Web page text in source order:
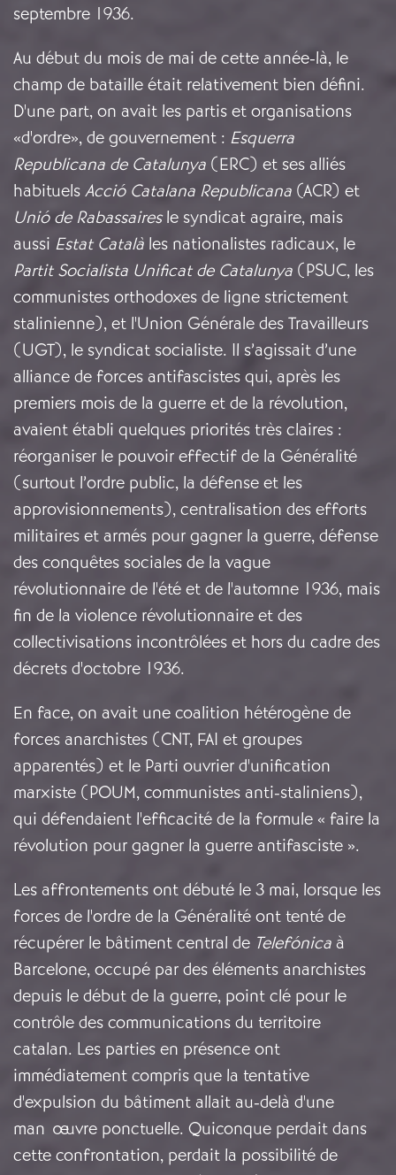
septembre 1936.
Au début du mois de mai de cette année-là, le
champ de bataille était relativement bien défini.
D'une part, on avait les partis et organisations
«d'ordre», de gouvernement : Esquerra
Republicana de Catalunya (ERC) et ses alliés
habituels Acció Catalana Republicana (ACR) et
Unió de Rabassairesle syndicat agraire, mais
aussi Estat Català les nationalistes radicaux, le
Partit Socialista Unificat de Catalunya (PSUC, les
communistes orthodoxes de ligne strictement
stalinienne), et l'Union Générale des Travailleurs
(UGT), le syndicat socialiste. Il s’agissait d’une
alliance de forces antifascistes qui, après les
premiers mois de la guerre et de la révolution,
avaient établi quelques priorités très claires :
réorganiser le pouvoir effectif de la Généralité
(surtout l’ordre public, la défense et les
approvisionnements), centralisation des efforts
militaires et armés pour gagner la guerre, défense
des conquêtes sociales de la vague
révolutionnaire de l'été et de l'automne 1936, mais
fin de la violence révolutionnaire et des
collectivisations incontrôlées et hors du cadre des
décrets d'octobre 1936.
En face, on avait une coalition hétérogène de
forces anarchistes (CNT, FAI et groupes
apparentés) et le Parti ouvrier d'unification
marxiste (POUM, communistes anti-staliniens),
qui défendaient l'efficacité de la formule « faire la
révolution pour gagner la guerre antifasciste ».
Les affrontements ont débuté le 3 mai, lorsque les
forces de l'ordre de la Généralité ont tenté de
récupérer le bâtiment central de Telefónica à
Barcelone, occupé par des éléments anarchistes
depuis le début de la guerre, point clé pour le
contrôle des communications du territoire
catalan. Les parties en présence ont
immédiatement compris que la tentative
d'expulsion du bâtiment allait au-delà d'une
manœuvre ponctuelle. Quiconque perdait dans
cette confrontation, perdait la possibilité de